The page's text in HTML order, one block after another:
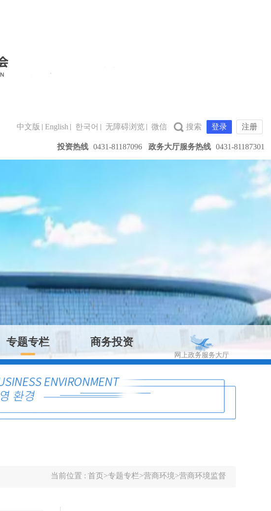
中文版 English 한국어 无障碍浏览 微信 登录 注册
投资热线 0431-81187096 政务大厅服务热线 0431-81187301
专题专栏 商务投资
网上政务服务大厅
当前位置 : 首页>专题专栏>营商环境>营商环境监督